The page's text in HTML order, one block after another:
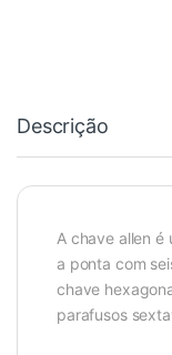
Descrição
A chave allen
a ponta com
chave
parafusos